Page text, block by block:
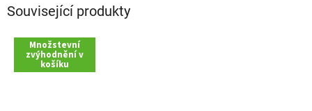
Související produkty
Množstevní
zvýhodnění v
košíku